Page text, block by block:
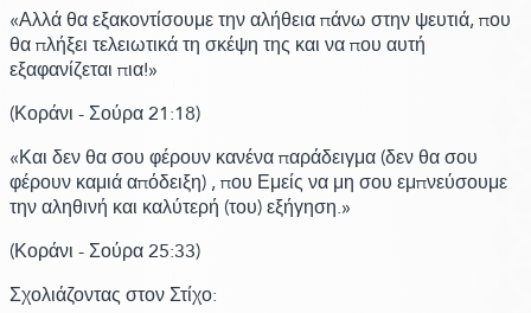
«Αλλά θα εξακοντίσουμε την αλήθεια πάνω στην ψευτιά, που
θα πλήξει τελειωτικά τη σκέψη της και να που αυτή
εξαφανίζεται πια!»
(Κοράνι -Σούρα 21:18)
«Και δεν θα σου φέρουν κανένα παράδειγμα(δεν θα σου
φέρουν καμιά απόδειξη), που Εμείς να μη σου εμπνεύσουμε
την αληθινή και καλύτερή (του)εξήγηση.»
(Κοράνι -Σούρα 25:33)
Σχολιάζοντας στον Στίχο: